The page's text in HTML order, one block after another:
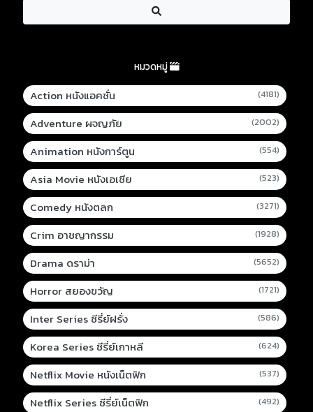
หมวดหมู่
Action หนังแอคชั่น (4181)
Adventure ผจญภัย (2002)
Animation หนังการ์ตูน (554)
Asia Movie หนังเอเชีย (523)
Comedy หนังตลก (3271)
Crim อาชญากรรม (1928)
Drama ดราม่า (5652)
Horror สยองขวัญ (1721)
Inter Series ซีรี่ย์ฝรั่ง (586)
Korea Series ซีรี่ย์เกาหลี (624)
Netflix Movie หนังเน็ตฟิก (537)
Netflix Series ซีรี่ย์เน็ตฟิก (492)